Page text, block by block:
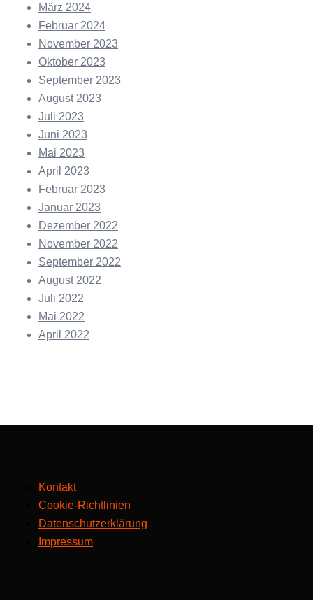
März 2024
Februar 2024
November 2023
Oktober 2023
September 2023
August 2023
Juli 2023
Juni 2023
Mai 2023
April 2023
Februar 2023
Januar 2023
Dezember 2022
November 2022
September 2022
August 2022
Juli 2022
Mai 2022
April 2022
Kontakt
Cookie-Richtlinien
Datenschutzerklärung
Impressum